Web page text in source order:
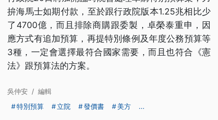
拚海馬士如期付款，至於跟行政院版本1.25兆相比少
了4700億，而且排除商購跟委製，卓榮泰重申，因
應方式有追加預算，再提特別條例及年度公務預算等
3種，一定會選擇最符合國家需要，而且也符合《憲
法》跟預算法的方案。
吳仲安 / 編輯
特別預算
立院 發價書 美方 ...